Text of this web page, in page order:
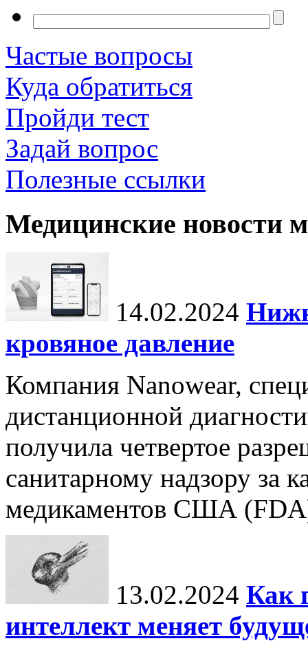
Частые вопросы
Куда обратиться
Пройди тест
Задай вопрос
Полезные ссылки
Медицинские новости
14.02.2024
кровяное давление
Компания Nanowear,
дистанционной
получила четвертое
санитарному надзору за
медикаментов США
13.02.2024 Как
интеллект меняет